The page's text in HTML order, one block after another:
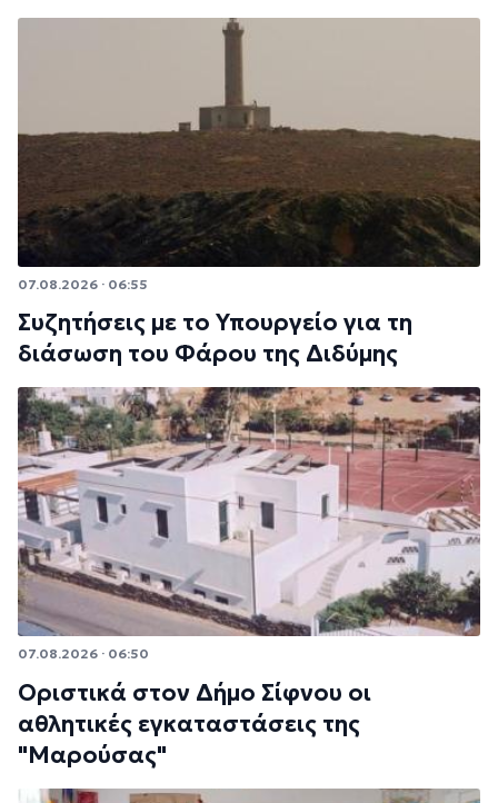
07.08.2026 · 06:55
Συζητήσεις με το Υπουργείο για τη
διάσωση του Φάρου της Διδύμης
07.08.2026 · 06:50
Οριστικά στον Δήμο Σίφνου οι
αθλητικές εγκαταστάσεις της
"Μαρούσας"